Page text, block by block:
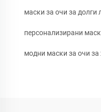
маски за очи за долги
персонализирани
модни маски за очи за